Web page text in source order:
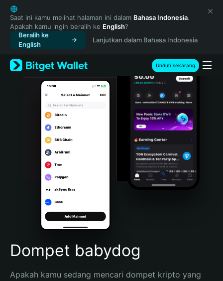
English
日本語
Tiếng Việt
Русский
Español (Latinoamérica)
Türkçe
Italiano
Português (Portugal)
Bahasa Indonesia
Português (Brasil)
Español (Argentina)
Saat ini kamu melihat halaman ini dalam Bahasa Indonesia.
Apakah kamu ingin beralih ke English?
Beralih ke
English
Lanjutkan dalam Bahasa Indonesia
Unduh sekarang
Dompet babydog
Apakah kamu sedang mencari dompet kripto yang